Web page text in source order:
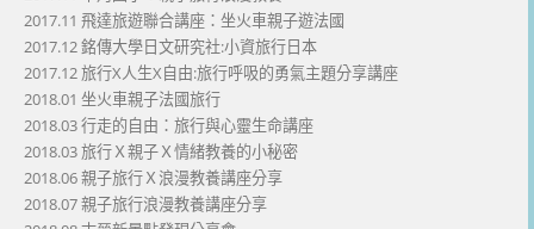
2017.11 飛達旅遊聯合講座：坐火車親子遊法國
2017.12 銘傳大學日文研究社:小資旅行日本
2017.12 旅行X人生X自由:旅行呼吸的勇氣主題分享講座
2018.01 坐火車親子法國旅行
2018.03 行走的自由：旅行與心靈生命講座
2018.03 旅行Ｘ親子Ｘ情緒教養的小秘密
2018.06 親子旅行Ｘ浪漫教養講座分享
2018.07 親子旅行浪漫教養講座分享